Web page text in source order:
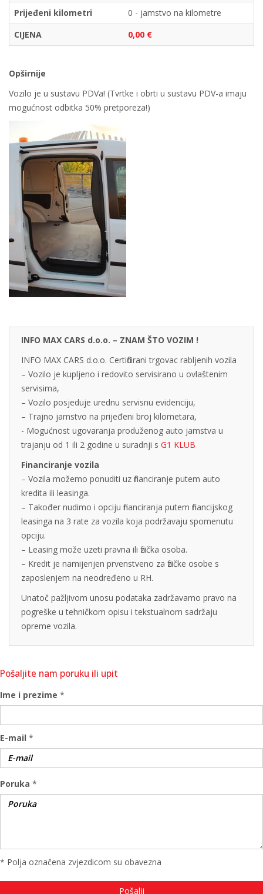
Prijeđeni kilometri
0 - jamstvo na kilometre
CIJENA
0,00 €
Opširnije
Vozilo je u sustavu PDVa! (Tvrtke i obrti u sustavu PDV-a imaju
mogućnost odbitka 50% pretporeza!)
INFO MAX CARS d.o.o. – ZNAM ŠTO VOZIM !
INFO MAX CARS d.o.o. Certificirani trgovac rabljenih vozila
– Vozilo je kupljeno i redovito servisirano u ovlaštenim
servisima,
– Vozilo posjeduje urednu servisnu evidenciju,
– Trajno jamstvo na prijeđeni broj kilometara,
- Mogućnost ugovaranja produženog auto jamstva u
trajanju od 1 ili 2 godine u suradnji s G1 KLUB
Financiranje vozila
– Vozila možemo ponuditi uz financiranje putem auto
kredita ili leasinga.
– Također nudimo i opciju financiranja putem financijskog
leasinga na 3 rate za vozila koja podržavaju spomenutu
opciju.
– Leasing može uzeti pravna ili fizička osoba.
– Kredit je namijenjen prvenstveno za fizičke osobe s
zaposlenjem na neodređeno u RH.
Unatoč pažljivom unosu podataka zadržavamo pravo na
pogreške u tehničkom opisu i tekstualnom sadržaju
opreme vozila.
Pošaljite nam poruku ili upit
Ime i prezime *
E-mail *
Poruka *
* Polja označena zvjezdicom su obavezna